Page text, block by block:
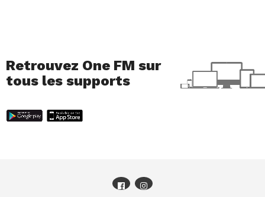
Retrouvez One FM sur
tous les supports